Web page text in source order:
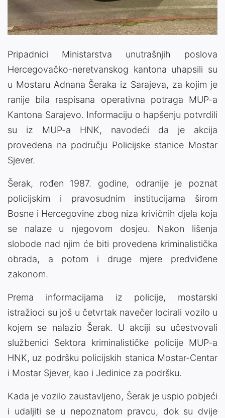
Pripadnici Ministarstva unutrašnjih poslova
Hercegovačko-neretvanskog kantona uhapsili su
u Mostaru Adnana Šeraka iz Sarajeva, za kojim je
ranije bila raspisana operativna potraga MUP-a
Kantona Sarajevo. Informaciju o hapšenju potvrdili
su iz MUP-a HNK, navodeći da je akcija
provedena na području Policijske stanice Mostar
Sjever.
Šerak, rođen 1987. godine, odranije je poznat
policijskim i pravosudnim institucijama širom
Bosne i Hercegovine zbog niza krivičnih djela koja
se nalaze u njegovom dosjeu. Nakon lišenja
slobode nad njim će biti provedena kriminalistička
obrada, a potom i druge mjere predviđene
zakonom.
Prema informacijama iz policije, mostarski
istražioci su još u četvrtak navečer locirali vozilo u
kojem se nalazio Šerak. U akciji su učestvovali
službenici Sektora kriminalističke policije MUP-a
HNK, uz podršku policijskih stanica Mostar-Centar
i Mostar Sjever, kao i Jedinice za podršku.
Kada je vozilo zaustavljeno, Šerak je uspio pobjeći
i udaljiti se u nepoznatom pravcu, dok su dvije